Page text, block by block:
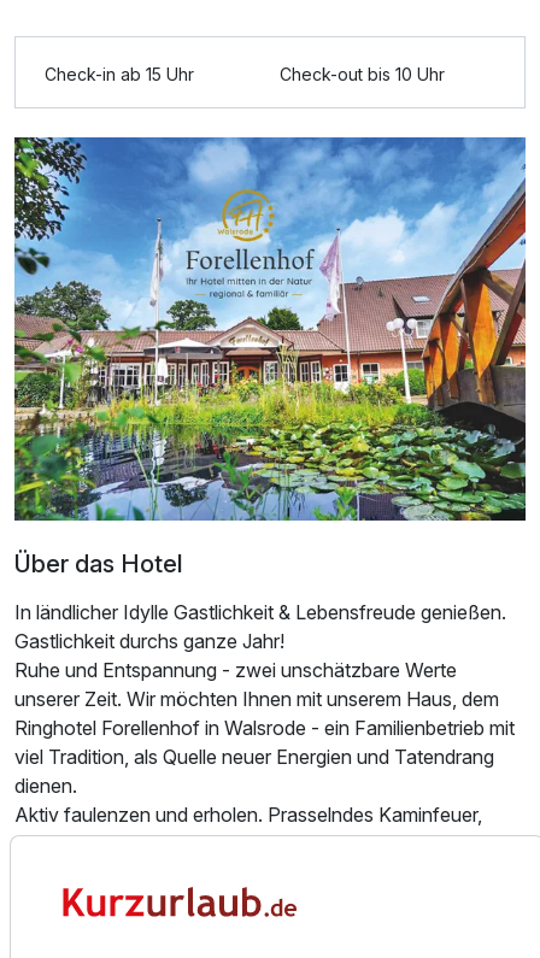
Ausstattung
Zusatznächte
Für 5 Tage
Doppelzimmer Gästehaus
2 Erwachsene und 1 Kind
Check-in ab 15 Uhr Check-out bis 10 Uhr
Über das Hotel
In ländlicher Idylle Gastlichkeit & Lebensfreude genießen.
Gastlichkeit durchs ganze Jahr!
Ruhe und Entspannung - zwei unschätzbare Werte
unserer Zeit. Wir möchten Ihnen mit unserem Haus, dem
Ringhotel Forellenhof in Walsrode - ein Familienbetrieb mit
viel Tradition, als Quelle neuer Energien und Tatendrang
dienen.
Aktiv faulenzen und erholen. Prasselndes Kaminfeuer,
wohlige Saunawärme, ein Hauch von Luxus,
Erlebnisse, Radwander-Touren durch unberührte Natur und